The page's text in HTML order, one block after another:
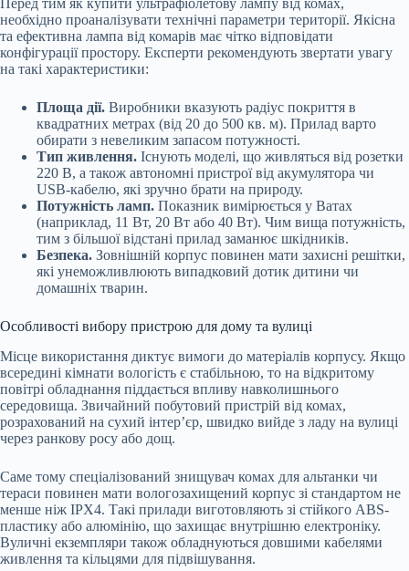
Перед тим як купити ультрафіолетову лампу від комах,
необхідно проаналізувати технічні параметри території. Якісна
та ефективна лампа від комарів має чітко відповідати
конфігурації простору. Експерти рекомендують звертати увагу
на такі характеристики:
Площа дії. Виробники вказують радіус покриття в
квадратних метрах (від 20 до 500 кв. м). Прилад варто
обирати з невеликим запасом потужності.
Тип живлення. Існують моделі, що живляться від розетки
220 В, а також автономні пристрої від акумулятора чи
USB-кабелю, які зручно брати на природу.
Потужність ламп. Показник вимірюється у Ватах
(наприклад, 11 Вт, 20 Вт або 40 Вт). Чим вища потужність,
тим з більшої відстані прилад заманює шкідників.
Безпека. Зовнішній корпус повинен мати захисні решітки,
які унеможливлюють випадковий дотик дитини чи
домашніх тварин.
Особливості вибору пристрою для дому та вулиці
Місце використання диктує вимоги до матеріалів корпусу. Якщо
всередині кімнати вологість є стабільною, то на відкритому
повітрі обладнання піддається впливу навколишнього
середовища. Звичайний побутовий пристрій від комах,
розрахований на сухий інтер’єр, швидко вийде з ладу на вулиці
через ранкову росу або дощ.
Саме тому спеціалізований знищувач комах для альтанки чи
тераси повинен мати вологозахищений корпус зі стандартом не
менше ніж IPX4. Такі прилади виготовляють зі стійкого ABS-
пластику або алюмінію, що захищає внутрішню електроніку.
Вуличні екземпляри також обладнуються довшими кабелями
живлення та кільцями для підвішування.